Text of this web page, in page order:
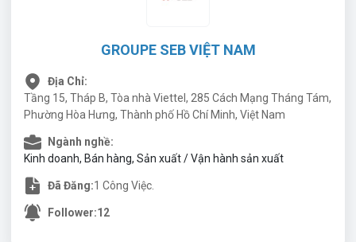
GROUPE SEB VIỆT NAM
Địa Chỉ:
Tầng 15, Tháp B, Tòa nhà Viettel, 285 Cách Mạng Tháng Tám,
Phường Hòa Hưng, Thành phố Hồ Chí Minh, Việt Nam
Ngành nghề:
Kinh doanh, Bán hàng, Sản xuất / Vận hành sản xuất
Đã Đăng:1 Công Việc.
Follower:12